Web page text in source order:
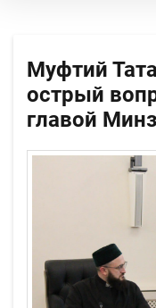
Муфтий
острый
главой